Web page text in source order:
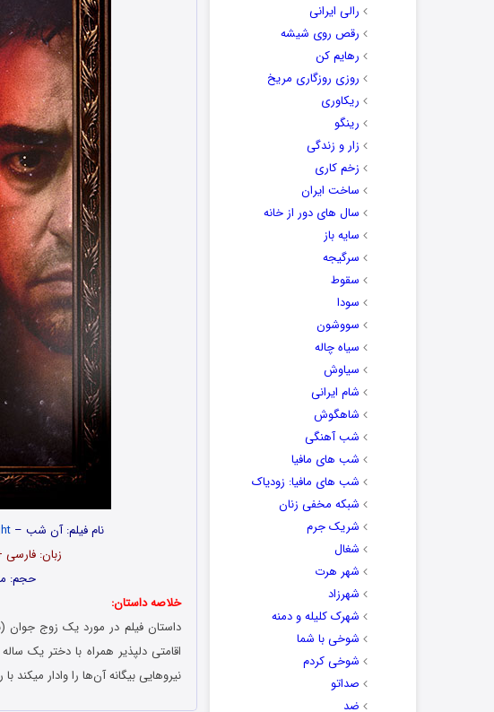
رالی ایرانی
رقص روی شیشه
رهایم کن
روزی روزگاری مریخ
ریکاوری
رینگو
زار و زندگی
زخم کاری
ساخت ایران
سال های دور از خانه
سایه باز
سرگیجه
سقوط
سودا
سووشون
سیاه چاله
سیاوش
شام ایرانی
شاهگوش
شب آهنگی
شب های مافیا
شب های مافیا: زودیاک
شبکه مخفی زنان
شریک جرم
شغال
شهر هرت
شهرزاد
شهرک کلیله و دمنه
شوخی با شما
شوخی کردم
صداتو
ضد
نام فیلم: آن شب –
زبان: فارسی + انگلیسی |
حجم:
خلاصه داستان:
داستان فیلم در مورد یک زوج جوان
اقامتی دلپذیر همراه با دختر یک
نیروهایی بیگانه آن‌ها را وادار میکند